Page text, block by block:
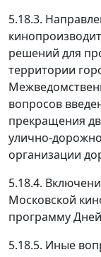
5.18.3.
решений для
территории
вопросов
прекращения
улично-
организации
5.18.4.
Московской
программу
5.18.5. Иные